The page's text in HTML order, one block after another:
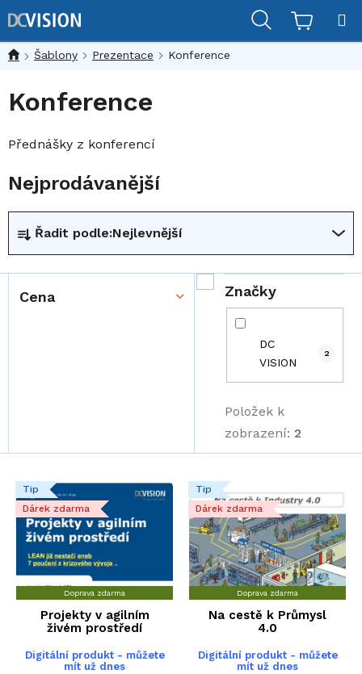
na
obsah
Hledat
Šablony Prezentace Konference
Konference
Přednášky z konferencí
Nejprodávanější
a
k
ů
Řadit podle:Nejlevnější
Cena Značky
DC
VISION
2
Položek k
zobrazení: 2
V
ý
p
p
Tip
Dárek zdarma
Doprava zdarma
Projekty v agilním
živém prostředí
Digitální produkt - můžete
mít už dnes
Tip
Dárek zdarma
Doprava zdarma
Na cestě k Průmysl
4.0
Digitální produkt - můžete
mít už dnes